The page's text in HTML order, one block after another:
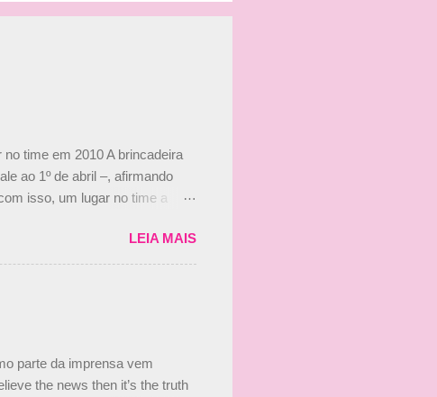
time em 2010 A brincadeira
ao 1º de abril –, afirmando
isso, um lugar no time a
Bruno Senna em 2010. "Na
de ter assinado com Bruno
tem nada contra o filho do
LEIA MAIS
parte da imprensa vem
the news then it’s the truth